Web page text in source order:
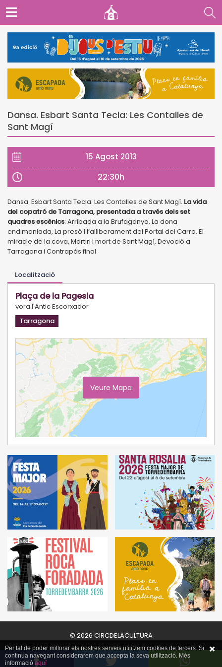
Dansa. Esbart Santa Tecla: Les Contalles de
Sant Magí
15 Agost 2013
22:30h
Dansa. Esbart Santa Tecla: Les Contalles de Sant Magí. La vida
del copatró de Tarragona, presentada a través dels set
quadres escènics: Arribada a la Brufaganya, La dona
endimoniada, La presó i l’alliberament del Portal del Carro, El
miracle de la cova, Martiri i mort de Sant Magí, Devoció a
Tarragona i Contrapàs final
Localització
Plaça de la Pagesia
vora l'Antic Escorxador
Tarragona
Veure Mapa
© 2026 CIRCDELACULTURA
Per tal de poder millorar els nostres serveis utilitzem cookies de tercers. Si
continua navegant considerarem que accepta la seva utilització. Més
informacióaquí